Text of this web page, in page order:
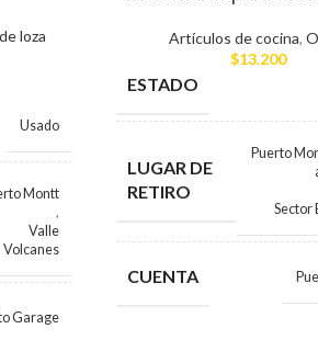
loza
Usado
Montt
,
Valle
Volcanes
Garage
Artículos de cocina,
$13.200
ESTADO
LUGAR DE
RETIRO
Puerto
Sector
CUENTA